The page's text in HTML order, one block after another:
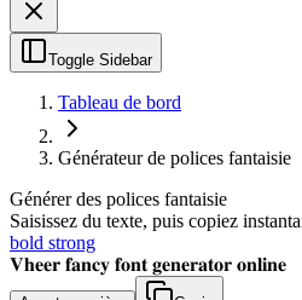
Toggle Sidebar
Tableau de bord
Générateur de polices fantaisie
Générer des polices fantaisie
Saisissez du texte, puis copiez
bold strong
𝐕𝐡𝐞𝐞𝐫 𝐟𝐚𝐧𝐜𝐲 𝐟𝐨𝐧𝐭 𝐠𝐞𝐧𝐞𝐫𝐚𝐭𝐨𝐫 𝐨𝐧𝐥𝐢𝐧𝐞